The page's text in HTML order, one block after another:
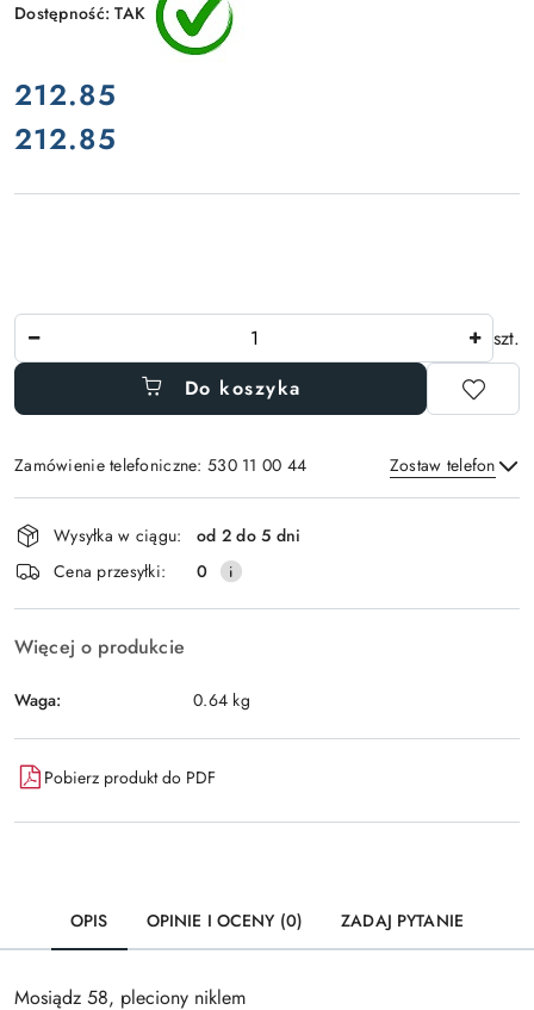
Dostępność:TAK
cena:
212.85
Cena:
212.85
szt.
Do koszyka
Zamówienie telefoniczne: 530 11 00 44 Zostaw telefon
Wyślij
Dostępność
i
dostawa
Wysyłka w ciągu:
od 2 do 5 dni
Cena przesyłki:
0
Więcej o produkcie
Waga: 0.64 kg
Pobierz produkt do PDF
OPIS OPINIE I OCENY (0) ZADAJ PYTANIE
Mosiądz 58, pleciony niklem